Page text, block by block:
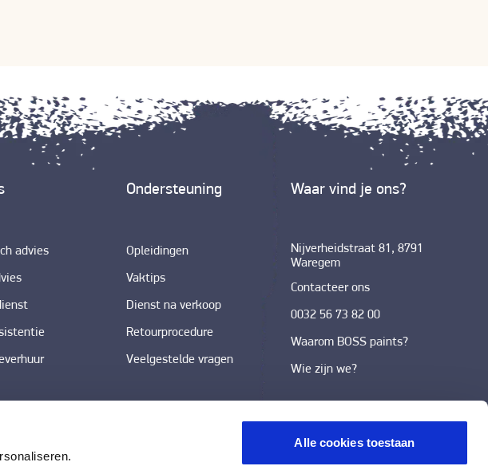
Alle cookies toestaan
advies
Ondersteuning
Opleidingen
Vaktips
Dienst na verkoop
Retourprocedure
Veelgestelde vragen
Waar vind je ons?
Nijverheidstraat 81, 8791
Waregem
Contacteer ons
0032 56 73 82 00
Waarom BOSS paints?
Wie zijn we?